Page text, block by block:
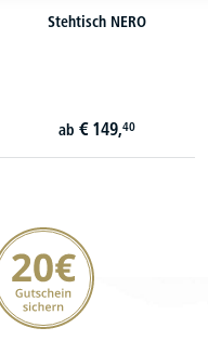
Stehtisch NERO
ab € 149,40
20€ Gutschein sichern